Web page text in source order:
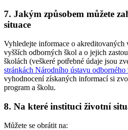
7. Jakým způsobem můžete
situace
Vyhledejte informace o akreditovaných
vyšších odborných škol a o jejich
školách (veškeré potřebné údaje jsou
stránkách Národního ústavu odborného
vyhodnocení získaných informací si
program a školu.
8. Na které instituci životní
Můžete se obrátit na: